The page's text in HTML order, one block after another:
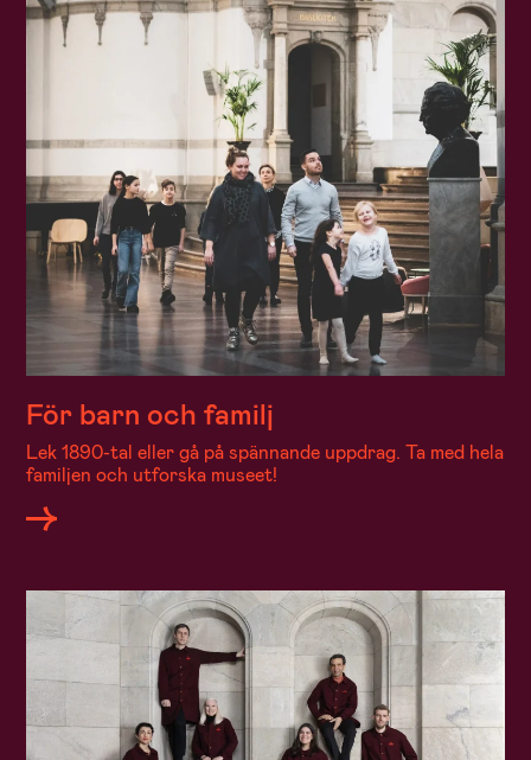
För barn och familj
Lek 1890-tal eller gå på spännande uppdrag. Ta med hela
familjen och utforska museet!